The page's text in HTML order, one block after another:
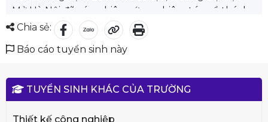
Mở Hà Nội đã có nghiên cứu nghiêm túc về thách
thức đối với đào tạo kiến trúc sư trong bối cảnh
thay đổi nhanh chóng của xã hội, công nghệ và
thời đại hội nhập hiện nay để có những cập nhật
mục tiêu đào tạo kiến trúc theo yêu cầu công
việc, chương trình đào tạo Kiến trúc sư tại Trường,
Chia sẻ:
Báo cáo tuyển sinh này
TUYỂN SINH KHÁC CỦA TRƯỜNG
Thiết kế công nghiệp